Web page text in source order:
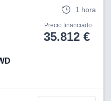
1 hora
Precio financiado
35.812 €